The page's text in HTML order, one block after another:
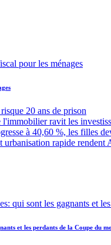
20 ans de prison
ravit les
à 40,60 %, les filles
urbanisation rapide
et les perdants de la Coupe du